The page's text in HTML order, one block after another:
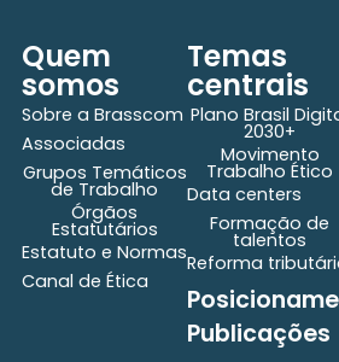
Quem
somos
Sobre a Brasscom
Associadas
Grupos Temáticos
de Trabalho
Órgãos
Estatutários
Estatuto e Normas
Canal de Ética
Temas
centrais
Plano Brasil
2030+
Movimento
Trabalho Ético
Data centers
Formação de
talentos
Reforma
Publicações